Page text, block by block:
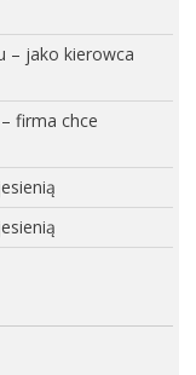
– jako kierowca
firma chce